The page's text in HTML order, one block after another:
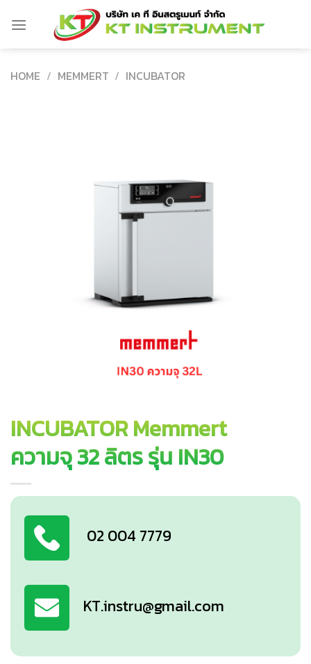
HOME / MEMMERT / INCUBATOR
INCUBATOR Memmert
ความจุ 32 ลิตร รุ่น IN30
02 004 7779
KT.instru@gmail.com